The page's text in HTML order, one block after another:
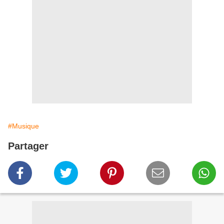
#Musique
Partager